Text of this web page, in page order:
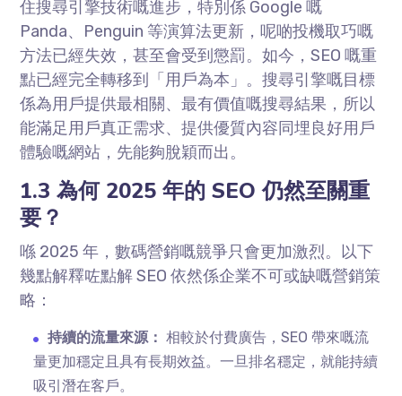
住搜尋引擎技術嘅進步，特別係 Google 嘅
Panda、Penguin 等演算法更新，呢啲投機取巧嘅
方法已經失效，甚至會受到懲罰。如今，SEO 嘅重
點已經完全轉移到「用戶為本」。搜尋引擎嘅目標
係為用戶提供最相關、最有價值嘅搜尋結果，所以
能滿足用戶真正需求、提供優質內容同埋良好用戶
體驗嘅網站，先能夠脫穎而出。
1.3 為何 2025 年的 SEO 仍然至關重
要？
喺 2025 年，數碼營銷嘅競爭只會更加激烈。以下
幾點解釋咗點解 SEO 依然係企業不可或缺嘅營銷策
略：
持續的流量來源： 相較於付費廣告，SEO 帶來嘅流
量更加穩定且具有長期效益。一旦排名穩定，就能持續
吸引潛在客戶。